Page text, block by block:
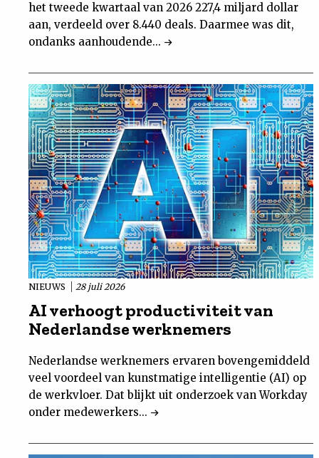
het tweede kwartaal van 2026 227,4 miljard dollar
aan, verdeeld over 8.440 deals. Daarmee was dit,
ondanks aanhoudende...
NIEUWS 28 juli 2026
AI verhoogt productiviteit van
Nederlandse werknemers
Nederlandse werknemers ervaren bovengemiddeld
veel voordeel van kunstmatige intelligentie (AI) op
de werkvloer. Dat blijkt uit onderzoek van Workday
onder medewerkers...